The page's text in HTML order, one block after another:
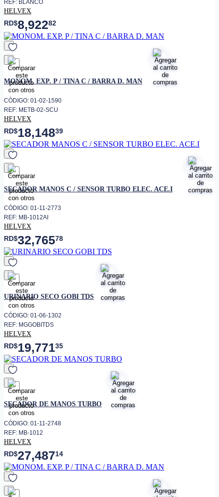
REF: BLANCO
HELVEX
RD$8,92282
favorito
MONOM. EXP. P / TINA C / BARRA D. MAN
CÓDIGO: 01-02-1590
REF: METB-02-SCU
HELVEX
RD$18,14839
favorito
SECADOR MANOS C / SENSOR TURBO ELEC. ACE.I
CÓDIGO: 01-11-2773
REF: MB-1012AI
HELVEX
RD$32,76578
favorito
URINARIO SECO GOBI TDS
CÓDIGO: 01-06-1302
REF: MGGOBITDS
HELVEX
RD$19,77135
favorito
SECADOR DE MANOS TURBO
CÓDIGO: 01-11-2748
REF: MB-1012
HELVEX
RD$27,48714